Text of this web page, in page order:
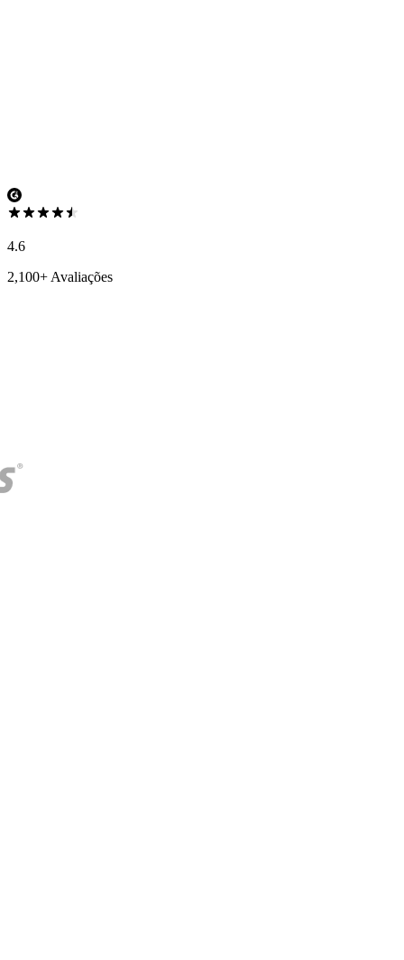
4.6
2,100+ Avaliações